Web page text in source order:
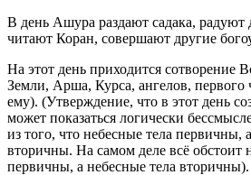
В день Ашура раздают садака, радуют
читают Коран, совершают другие
На этот день приходится сотворение
Земли, Арша, Курса, ангелов, первого
ему). (Утверждение, что в этот день
может показаться логически
из того, что небесные тела
вторичны. На самом деле всё обстоит
первичны, а небесные тела вторичны).